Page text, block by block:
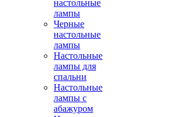
настольные
лампы
Черные
настольные
лампы
Настольные
лампы для
спальни
Настольные
лампы с
абажуром